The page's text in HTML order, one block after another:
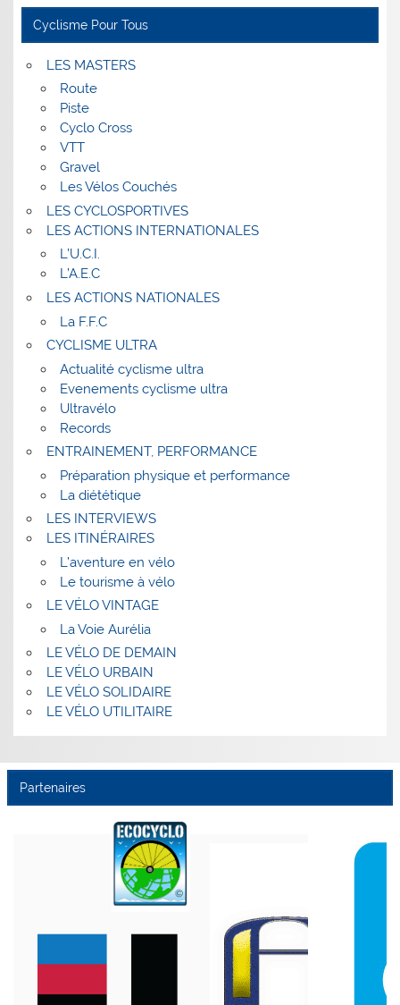
Cyclisme Pour Tous
LES MASTERS
Route
Piste
Cyclo Cross
VTT
Gravel
Les Vélos Couchés
LES CYCLOSPORTIVES
LES ACTIONS INTERNATIONALES
L’U.C.I.
L’A.E.C
LES ACTIONS NATIONALES
La F.F.C
CYCLISME ULTRA
Actualité cyclisme ultra
Evenements cyclisme ultra
Ultravélo
Records
ENTRAINEMENT, PERFORMANCE
Préparation physique et performance
La diététique
LES INTERVIEWS
LES ITINÉRAIRES
L’aventure en vélo
Le tourisme à vélo
LE VÉLO VINTAGE
La Voie Aurélia
LE VÉLO DE DEMAIN
LE VÉLO URBAIN
LE VÉLO SOLIDAIRE
LE VÉLO UTILITAIRE
Partenaires